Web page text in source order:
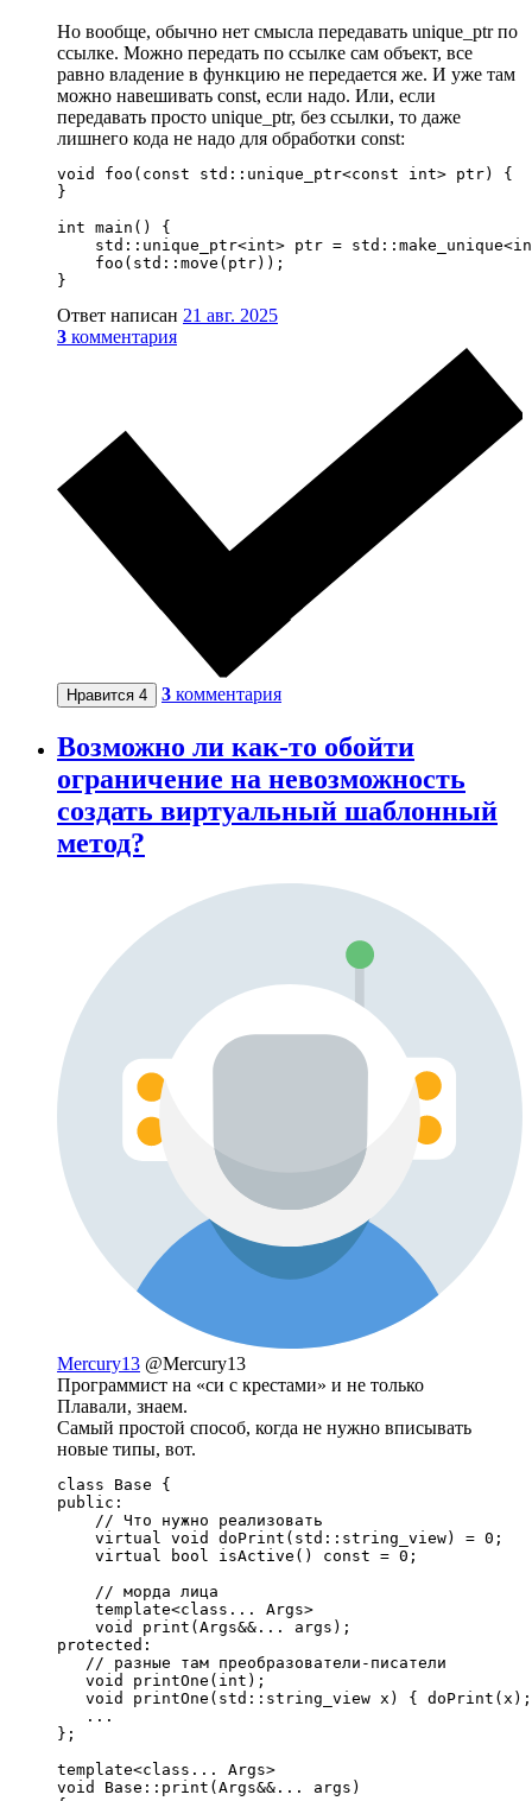
Но вообще, обычно нет смысла передавать unique_ptr по
ссылке. Можно передать по ссылке сам объект, все
равно владение в функцию не передается же. И уже там
можно навешивать const, если надо. Или, если
передавать просто unique_ptr, без ссылки, то даже
лишнего кода не надо для обработки const:
void foo(const std::unique_ptr<const int> ptr) {
}
int main() {
std::unique_ptr<int> ptr =
    foo(std::move(ptr));
}
Ответ написан 21 авг. 2025
3 комментария
Нравится 4 3 комментария
Возможно ли как-то обойти
ограничение на невозможность
создать виртуальный шаблонный
метод?
Mercury13 @Mercury13
Программист на «си с крестами» и не только
Плавали, знаем.
Самый простой способ, когда не нужно вписывать
новые типы, вот.
class Base {
public:
    // Что нужно реализовать
    virtual void doPrint(std::string_view) = 0;
    virtual bool isActive() const = 0;
    // морда лица
    template<class... Args>
    void print(Args&&... args);
protected:
   // разные там преобразователи-писатели
   void printOne(int);
void printOne(std::string_view x) {
   ...
};
template<class... Args>
void Base::print(Args&&... args)